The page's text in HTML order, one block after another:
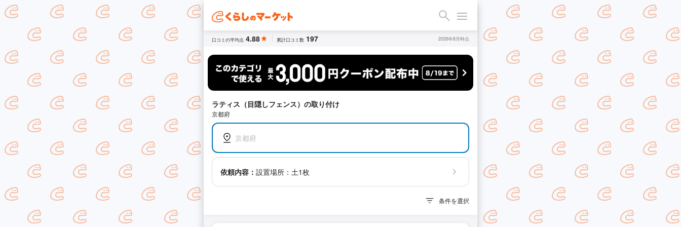
口コミの平均点 4.88 累計口コミ数 197 2026年8月時点
ラティス（目隠しフェンス）の取り付け
京都府
京都府
依頼内容： 設置場所：土1枚
条件を選択